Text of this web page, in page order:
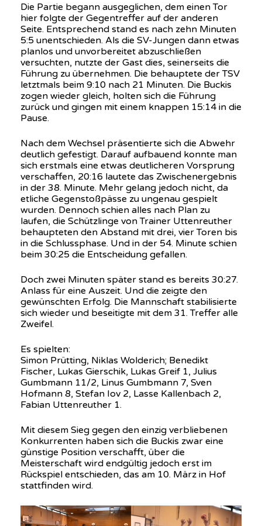
Die Partie begann ausgeglichen, dem einen Tor
hier folgte der Gegentreffer auf der anderen
Seite. Entsprechend stand es nach zehn Minuten
5:5 unentschieden. Als die SV-Jungen dann etwas
planlos und unvorbereitet abzuschließen
versuchten, nutzte der Gast dies, seinerseits die
Führung zu übernehmen. Die behauptete der TSV
letztmals beim 9:10 nach 21 Minuten. Die Buckis
zogen wieder gleich, holten sich die Führung
zurück und gingen mit einem knappen 15:14 in die
Pause.
Nach dem Wechsel präsentierte sich die Abwehr
deutlich gefestigt. Darauf aufbauend konnte man
sich erstmals eine etwas deutlicheren Vorsprung
verschaffen, 20:16 lautete das Zwischenergebnis
in der 38. Minute. Mehr gelang jedoch nicht, da
etliche Gegenstoßpässe zu ungenau gespielt
wurden. Dennoch schien alles nach Plan zu
laufen, die Schützlinge von Trainer Uttenreuther
behaupteten den Abstand mit drei, vier Toren bis
in die Schlussphase. Und in der 54. Minute schien
beim 30:25 die Entscheidung gefallen.
Doch zwei Minuten später stand es bereits 30:27.
Anlass für eine Auszeit. Und die zeigte den
gewünschten Erfolg. Die Mannschaft stabilisierte
sich wieder und beseitigte mit dem 31. Treffer alle
Zweifel.
Es spielten:
Simon Prütting, Niklas Wolderich; Benedikt
Fischer, Lukas Gierschik, Lukas Greif 1, Julius
Gumbmann 11/2, Linus Gumbmann 7, Sven
Hofmann 8, Stefan Iov 2, Lasse Kallenbach 2,
Fabian Uttenreuther 1.
Mit diesem Sieg gegen den einzig verbliebenen
Konkurrenten haben sich die Buckis zwar eine
günstige Position verschafft, über die
Meisterschaft wird endgültig jedoch erst im
Rückspiel entschieden, das am 10. März in Hof
stattfinden wird.